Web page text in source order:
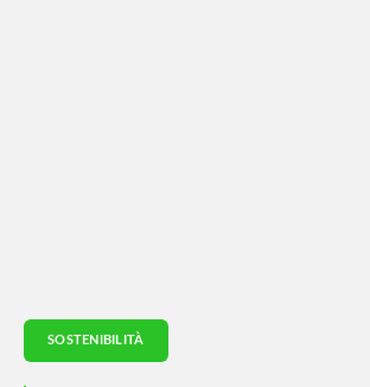
SOSTENIBILITÀ